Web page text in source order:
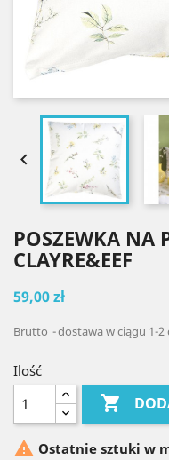

POSZEWKA NA
CLAYRE&EEF
59,00 zł
Brutto dostawa w ciągu 1-
Ilość

 Ostatnie sztuki w